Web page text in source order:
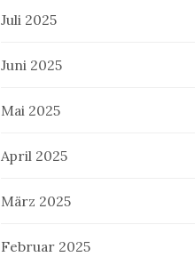
Juli 2025
Juni 2025
Mai 2025
April 2025
März 2025
Februar 2025